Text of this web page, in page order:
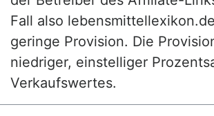
Fall also
geringe Provision. Die
niedriger, einstelliger
Verkaufswertes.